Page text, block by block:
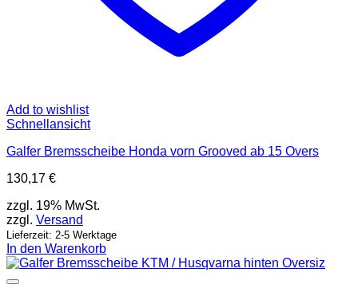
Add to wishlist
Schnellansicht
Galfer Bremsscheibe Honda vorn Grooved ab 15 Overs
130,17 €
zzgl. 19% MwSt.
zzgl. Versand
Lieferzeit: 2-5 Werktage
In den Warenkorb